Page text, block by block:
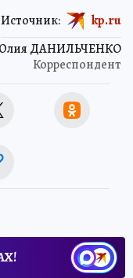
ДАНИЛЬЧЕНКО
Корреспондент
Источник: kp.ru